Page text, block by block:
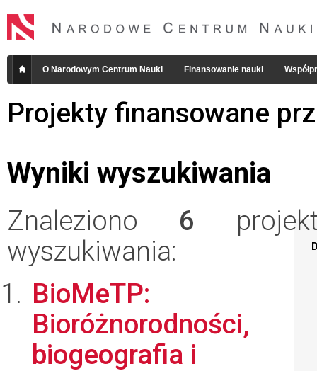
O Narodowym Centrum Nauki Finansowanie nauki
Projekty finansowane
Wyniki wyszukiwania
Znaleziono 6
wyszukiwania:
BioMeTP:
Bioróżnorodności,
biogeografia i